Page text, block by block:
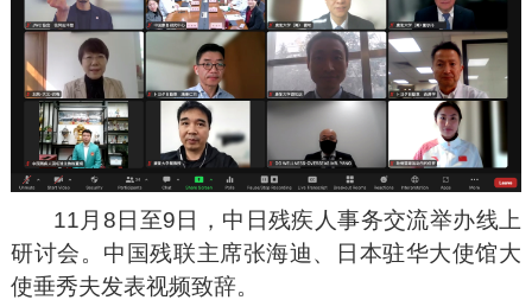
11月8日至9日，中日残疾人事务交流举办线上
研讨会。中国残联主席张海迪、日本驻华大使馆大
使垂秀夫发表视频致辞。